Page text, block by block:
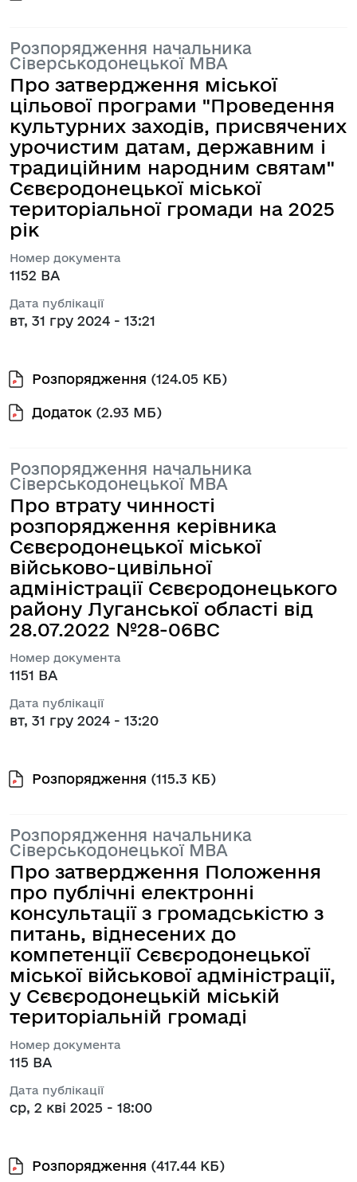
Розпорядження начальника
Сіверськодонецької МВА
Про затвердження міської
цільової програми "Проведення
культурних заходів, присвячених
урочистим датам, державним і
традиційним народним святам"
Сєвєродонецької міської
територіальної громади на 2025
рік
Номер документа
1152 ВА
Дата публікації
вт, 31 гру 2024 - 13:21
Розпорядження (124.05 КБ)
Додаток (2.93 МБ)
Розпорядження начальника
Сіверськодонецької МВА
Про втрату чинності
розпорядження керівника
Сєвєродонецької міської
військово-цивільної
адміністрації Сєвєродонецького
району Луганської області від
28.07.2022 №28-06ВС
Номер документа
1151 ВА
Дата публікації
вт, 31 гру 2024 - 13:20
Розпорядження (115.3 КБ)
Розпорядження начальника
Сіверськодонецької МВА
Про затвердження Положення
про публічні електронні
консультації з громадськістю з
питань, віднесених до
компетенції Сєвєродонецької
міської військової адміністрації,
у Сєвєродонецькій міській
територіальній громаді
Номер документа
115 ВА
Дата публікації
ср, 2 кві 2025 - 18:00
Розпорядження (417.44 КБ)